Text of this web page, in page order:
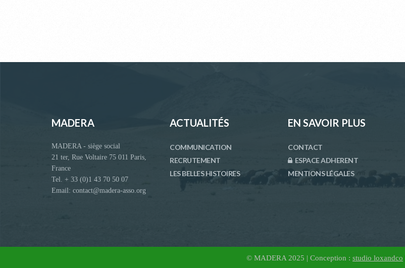
MADERA
MADERA - siège social
21 ter, Rue Voltaire 75 011 Paris,
France
Tel. + 33 (0)1 43 70 50 07
Email: contact@madera-asso.org
ACTUALITÉS
COMMUNICATION
RECRUTEMENT
LES BELLES HISTOIRES
EN SAVOIR PLUS
CONTACT
ESPACE ADHERENT
MENTIONS LÉGALES
© MADERA 2025 | Conception : studio loxandco